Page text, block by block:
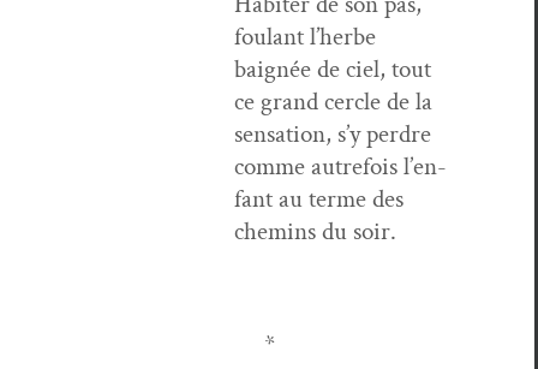
foulant l’herbe
baignée de ciel, tout
ce grand cer­cle de la
sen­sa­tion, s’y per­dre
comme autre­fois l’en­
fant au terme des
chemins du soir.
*